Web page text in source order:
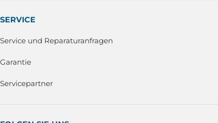
SERVICE
Service und Reparaturanfragen
Garantie
Servicepartner